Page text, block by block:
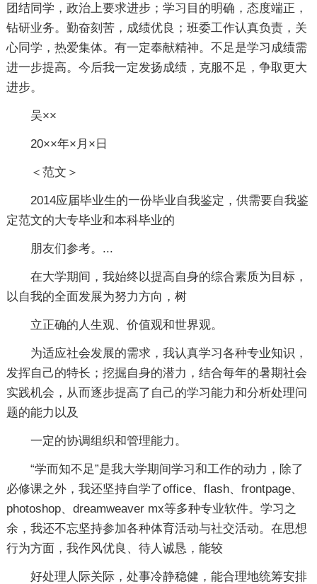
团结同学，政治上要求进步；学习目的明确，态度端正，
钻研业务。勤奋刻苦，成绩优良；班委工作认真负责，关
心同学，热爱集体。有一定奉献精神。不足是学习成绩需
进一步提高。今后我一定发扬成绩，克服不足，争取更大
进步。
吴××
20××年×月×日
＜范文＞
2014应届毕业生的一份毕业自我鉴定，供需要自我鉴
定范文的大专毕业和本科毕业的
朋友们参考。...
在大学期间，我始终以提高自身的综合素质为目标，
以自我的全面发展为努力方向，树
立正确的人生观、价值观和世界观。
为适应社会发展的需求，我认真学习各种专业知识，
发挥自己的特长；挖掘自身的潜力，结合每年的暑期社会
实践机会，从而逐步提高了自己的学习能力和分析处理问
题的能力以及
一定的协调组织和管理能力。
“学而知不足”是我大学期间学习和工作的动力，除了
必修课之外，我还坚持自学了office、flash、frontpage、
photoshop、dreamweaver mx等多种专业软件。学习之
余，我还不忘坚持参加各种体育活动与社交活动。在思想
行为方面，我作风优良、待人诚恳，能较
好处理人际关际，处事冷静稳健，能合理地统筹安排